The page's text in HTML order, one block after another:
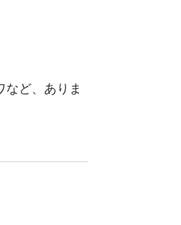
など、ありま
もしれませ